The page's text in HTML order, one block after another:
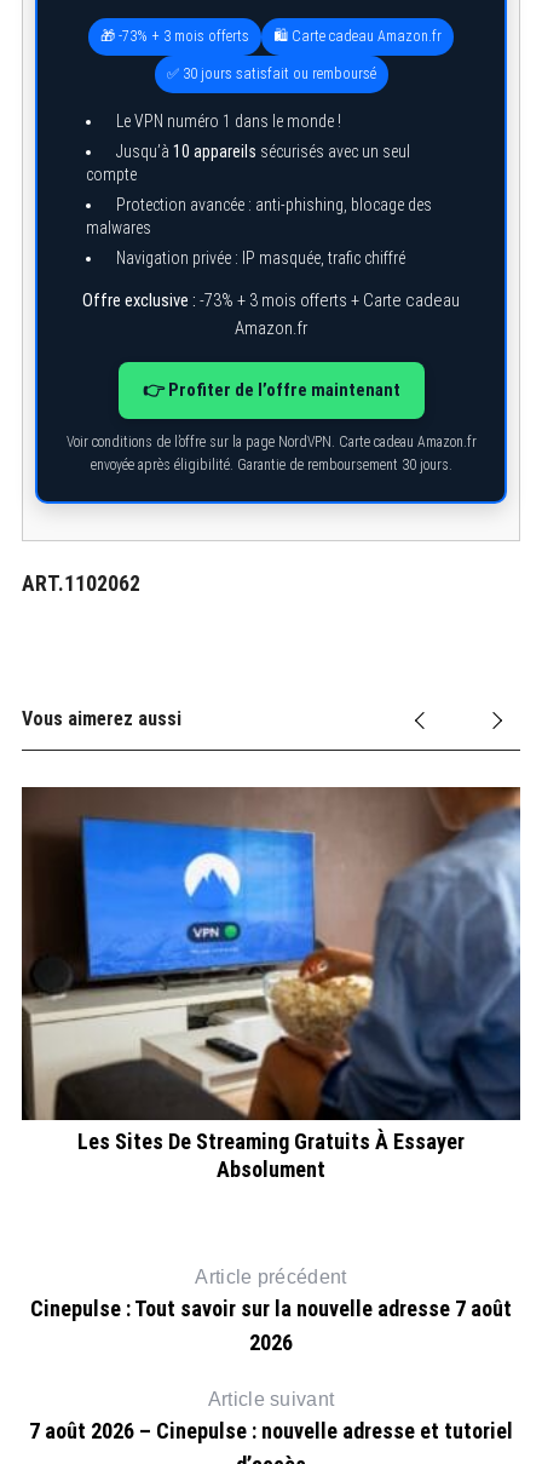
🎁 -73% + 3 mois offerts 🛍️ Carte cadeau Amazon.fr
✅ 30 jours satisfait ou remboursé
Le VPN numéro 1 dans le monde !
Jusqu’à 10 appareils sécurisés avec un seul
compte
Protection avancée : anti-phishing, blocage des
malwares
Navigation privée : IP masquée, trafic chiffré
Offre exclusive : -73% + 3 mois offerts + Carte cadeau
Amazon.fr
👉 Profiter de l’offre maintenant
Voir conditions de l’offre sur la page NordVPN. Carte cadeau Amazon.fr
envoyée après éligibilité. Garantie de remboursement 30 jours.
ART.1102062
Vous aimerez aussi
Les Sites De Streaming Gratuits À Essayer
Absolument
Article précédent
Cinepulse : Tout savoir sur la nouvelle adresse 7 août
2026
Article suivant
7 août 2026 – Cinepulse : nouvelle adresse et tutoriel